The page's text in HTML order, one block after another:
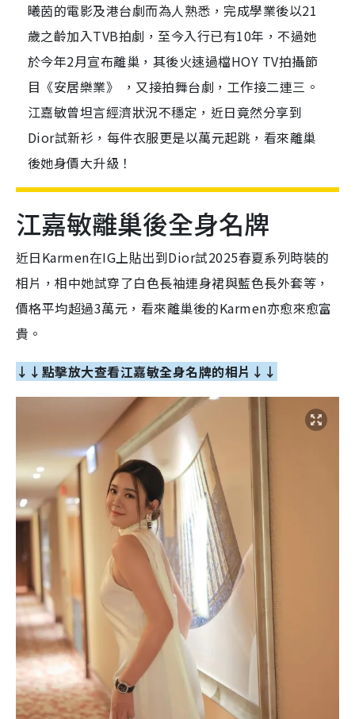
曦茵的電影及港台劇而為人熟悉，完成學業後以21
歲之齡加入TVB拍劇，至今入行已有10年，不過她
於今年2月宣布離巢，其後火速過檔HOY TV拍攝節
目《安居樂業》 ，又接拍舞台劇，工作接二連三。
江嘉敏曾坦言經濟狀況不穩定，近日竟然分享到
Dior試新衫，每件衣服更是以萬元起跳，看來離巢
後她身價大升級！
江嘉敏離巢後全身名牌
近日Karmen在IG上貼出到Dior試2025春夏系列時裝的
相片，相中她試穿了白色長袖連身裙與藍色長外套等，
價格平均超過3萬元，看來離巢後的Karmen亦愈來愈富
貴。
↓↓點擊放大查看江嘉敏全身名牌的相片↓↓